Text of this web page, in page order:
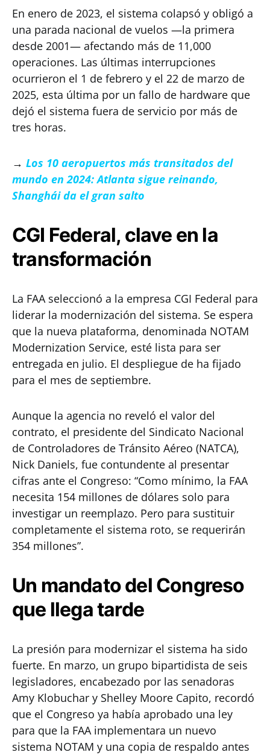
En enero de 2023, el sistema colapsó y obligó a
una parada nacional de vuelos —la primera
desde 2001— afectando más de 11,000
operaciones. Las últimas interrupciones
ocurrieron el 1 de febrero y el 22 de marzo de
2025, esta última por un fallo de hardware que
dejó el sistema fuera de servicio por más de
tres horas.
→ Los 10 aeropuertos más transitados del
mundo en 2024: Atlanta sigue reinando,
Shanghái da el gran salto
CGI Federal, clave en la
transformación
La FAA seleccionó a la empresa CGI Federal para
liderar la modernización del sistema. Se espera
que la nueva plataforma, denominada NOTAM
Modernization Service, esté lista para ser
entregada en julio. El despliegue de ha fijado
para el mes de septiembre.
Aunque la agencia no reveló el valor del
contrato, el presidente del Sindicato Nacional
de Controladores de Tránsito Aéreo (NATCA),
Nick Daniels, fue contundente al presentar
cifras ante el Congreso: “Como mínimo, la FAA
necesita 154 millones de dólares solo para
investigar un reemplazo. Pero para sustituir
completamente el sistema roto, se requerirán
354 millones”.
Un mandato del Congreso
que llega tarde
La presión para modernizar el sistema ha sido
fuerte. En marzo, un grupo bipartidista de seis
legisladores, encabezado por las senadoras
Amy Klobuchar y Shelley Moore Capito, recordó
que el Congreso ya había aprobado una ley
para que la FAA implementara un nuevo
sistema NOTAM y una copia de respaldo antes